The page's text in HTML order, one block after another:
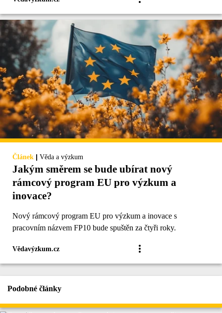
Článek | Věda a výzkum
Jakým směrem se bude ubírat nový
rámcový program EU pro výzkum a
inovace?
Nový rámcový program EU pro výzkum a inovace s
pracovním názvem FP10 bude spuštěn za čtyři roky.
Vědavýzkum.cz
Podobné články